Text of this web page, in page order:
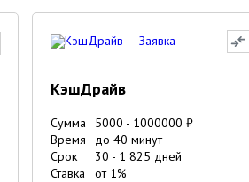
КэшДрайв
Сумма 5000 - 1000000 ₽
Время
до 40 минут
Срок
30 - 1 825 дней
Ставка
от 1%